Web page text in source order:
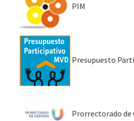
PIM
Presupuesto
Prorrectorado de